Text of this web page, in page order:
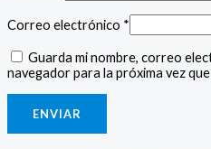
Correo electrónico *
Guarda mi nombre, correo
navegador para la próxima vez